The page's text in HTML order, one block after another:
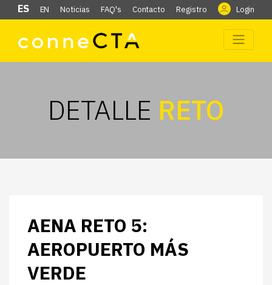
ES EN Noticias FAQ's Contacto Registro Login
DETALLE RETO
AENA RETO 5:
AEROPUERTO MÁS
VERDE